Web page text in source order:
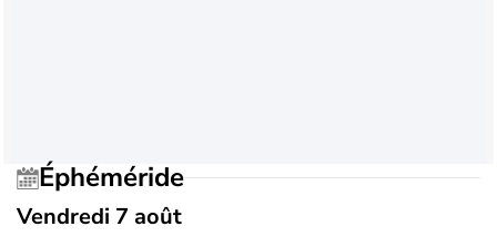
Éphéméride
Vendredi 7 août